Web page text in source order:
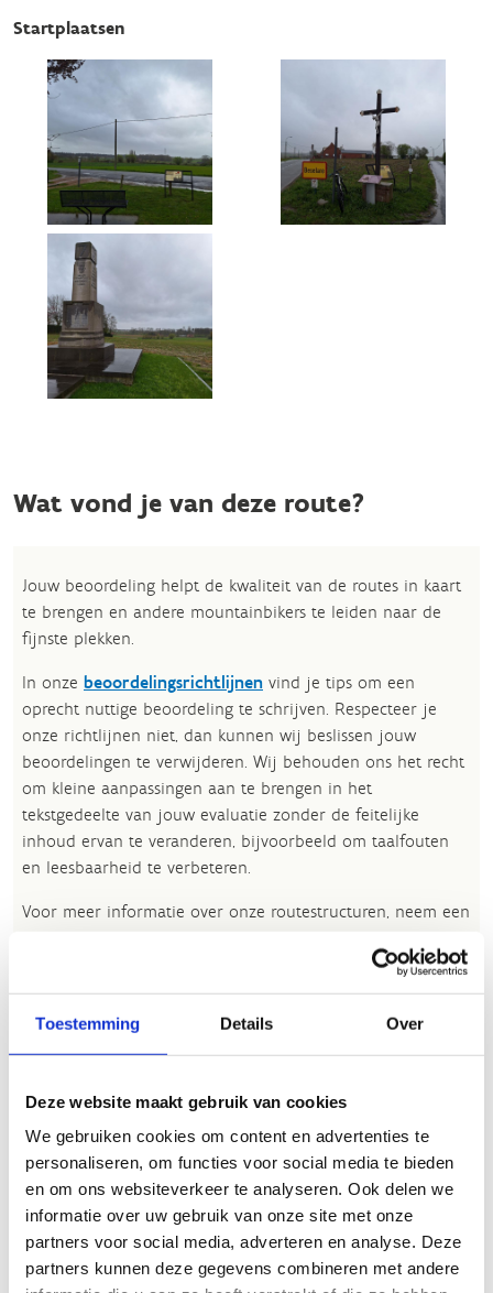
Toestemming Details Over
Deze website maakt gebruik van cookies
We gebruiken cookies om content en advertenties te
personaliseren, om functies voor social media te bieden
en om ons websiteverkeer te analyseren. Ook delen we
informatie over uw gebruik van onze site met onze
partners voor social media, adverteren en analyse. Deze
partners kunnen deze gegevens combineren met andere
Startplaatsen
Wat vond je van deze route?
Jouw beoordeling helpt de kwaliteit van de routes in kaart
te brengen en andere mountainbikers te leiden naar de
fijnste plekken.
In onze beoordelingsrichtlijnen vind je tips om een
oprecht nuttige beoordeling te schrijven. Respecteer je
onze richtlijnen niet, dan kunnen wij beslissen jouw
beoordelingen te verwijderen. Wij behouden ons het recht
om kleine aanpassingen aan te brengen in het
tekstgedeelte van jouw evaluatie zonder de feitelijke
inhoud ervan te veranderen, bijvoorbeeld om taalfouten
en leesbaarheid te verbeteren.​
Voor meer informatie over onze routestructuren, neem een
Wil je een probleem melden op een route? Ga dan naar
Heb je een vraag, contacteer ons via
ALGEMENE BEOORDELING *
slecht goed